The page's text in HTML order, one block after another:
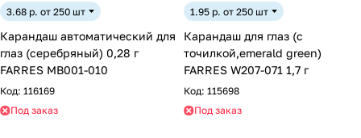
3.68 р. от 250 шт
Карандаш автоматический для
глаз (серебряный) 0,28 г
FARRES MB001-010
Код: 116169
Под заказ
1.95 р. от 250 шт
Карандаш для глаз (с
точилкой,emerald green)
FARRES W207-071 1,7 г
Код: 115698
Под заказ